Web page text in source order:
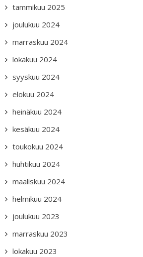
tammikuu 2025
joulukuu 2024
marraskuu 2024
lokakuu 2024
syyskuu 2024
elokuu 2024
heinäkuu 2024
kesäkuu 2024
toukokuu 2024
huhtikuu 2024
maaliskuu 2024
helmikuu 2024
joulukuu 2023
marraskuu 2023
lokakuu 2023